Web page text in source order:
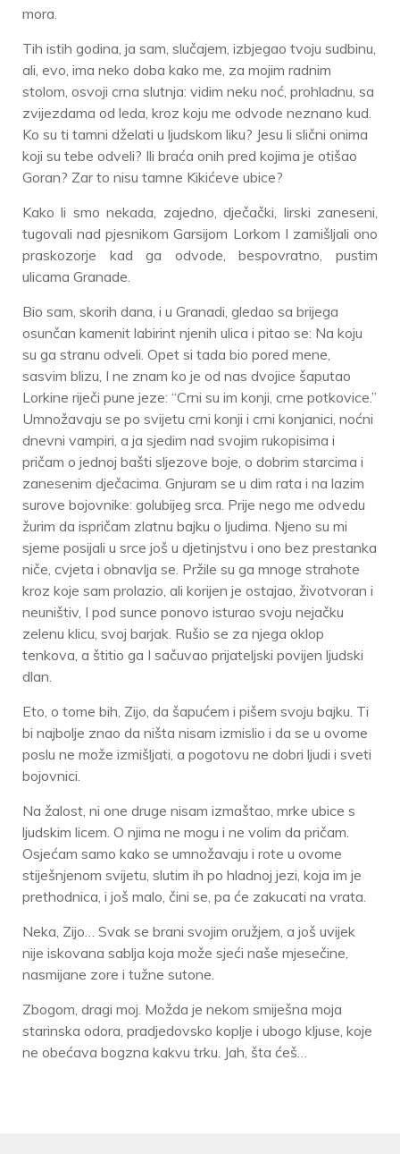
mora.
Tih istih godina, ja sam, slučajem, izbjegao tvoju sudbinu,
ali, evo, ima neko doba kako me, za mojim radnim
stolom, osvoji crna slutnja: vidim neku noć, prohladnu, sa
zvijezdama od leda, kroz koju me odvode neznano kud.
Ko su ti tamni dželati u ljudskom liku? Jesu li slični onima
koji su tebe odveli? Ili braća onih pred kojima je otišao
Goran? Zar to nisu tamne Kikićeve ubice?
Kako li smo nekada, zajedno, dječački, lirski zaneseni,
tugovali nad pjesnikom Garsijom Lorkom I zamišljali ono
praskozorje kad ga odvode, bespovratno, pustim
ulicama Granade.
Bio sam, skorih dana, i u Granadi, gledao sa brijega
osunčan kamenit labirint njenih ulica i pitao se: Na koju
su ga stranu odveli. Opet si tada bio pored mene,
sasvim blizu, I ne znam ko je od nas dvojice šaputao
Lorkine riječi pune jeze: “Crni su im konji, crne potkovice.”
Umnožavaju se po svijetu crni konji i crni konjanici, noćni
dnevni vampiri, a ja sjedim nad svojim rukopisima i
pričam o jednoj bašti sljezove boje, o dobrim starcima i
zanesenim dječacima. Gnjuram se u dim rata i na lazim
surove bojovnike: golubijeg srca. Prije nego me odvedu
žurim da ispričam zlatnu bajku o ljudima. Njeno su mi
sjeme posijali u srce još u djetinjstvu i ono bez prestanka
niče, cvjeta i obnavlja se. Pržile su ga mnoge strahote
kroz koje sam prolazio, ali korijen je ostajao, životvoran i
neuništiv, I pod sunce ponovo isturao svoju nejačku
zelenu klicu, svoj barjak. Rušio se za njega oklop
tenkova, a štitio ga I sačuvao prijateljski povijen ljudski
dlan.
Eto, o tome bih, Zijo, da šapućem i pišem svoju bajku. Ti
bi najbolje znao da ništa nisam izmislio i da se u ovome
poslu ne može izmišljati, a pogotovu ne dobri ljudi i sveti
bojovnici.
Na žalost, ni one druge nisam izmaštao, mrke ubice s
ljudskim licem. O njima ne mogu i ne volim da pričam.
Osjećam samo kako se umnožavaju i rote u ovome
stiješnjenom svijetu, slutim ih po hladnoj jezi, koja im je
prethodnica, i još malo, čini se, pa će zakucati na vrata.
Neka, Zijo… Svak se brani svojim oružjem, a još uvijek
nije iskovana sablja koja može sjeći naše mjesečine,
nasmijane zore i tužne sutone.
Zbogom, dragi moj. Možda je nekom smiješna moja
starinska odora, pradjedovsko koplje i ubogo kljuse, koje
ne obećava bogzna kakvu trku. Jah, šta ćeš…